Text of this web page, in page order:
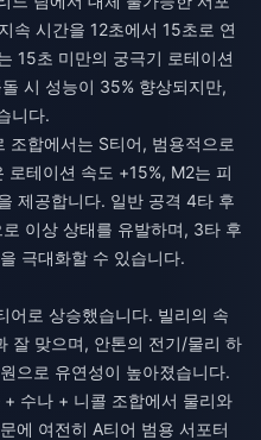
속 시간을 12초에서 15초로 연
15초 미만의 궁극기 로테이션
시 성능이 35% 향상되지만,
니다.
조합에서는 S티어, 범용적으로
로테이션 속도 +15%, M2는 피
제공합니다. 일반 공격 4타 후
이상 상태를 유발하며, 3타 후
극대화할 수 있습니다.
어로 상승했습니다. 빌리의 속
잘 맞으며, 안톤의 전기/물리 하
으로 유연성이 높아졌습니다.
수나 + 니콜 조합에서 물리와
에 여전히 A티어 범용 서포터